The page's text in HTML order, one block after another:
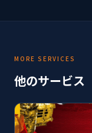
MORE SERVICES
他のサービス